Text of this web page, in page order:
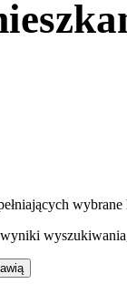
wybrane